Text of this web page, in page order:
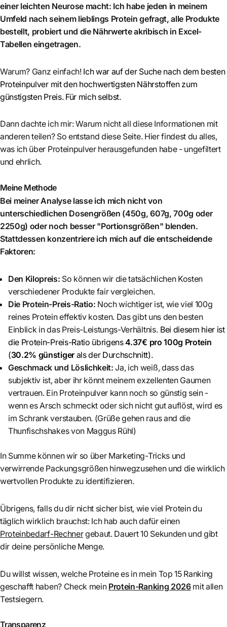
einer leichten Neurose macht: Ich habe jeden in meinem
Umfeld nach seinem lieblings Protein gefragt, alle Produkte
bestellt, probiert und die Nährwerte akribisch in Excel-
Tabellen eingetragen.
Warum? Ganz einfach! Ich war auf der Suche nach dem besten
Proteinpulver mit den hochwertigsten Nährstoffen zum
günstigsten Preis. Für mich selbst.
Dann dachte ich mir: Warum nicht all diese Informationen mit
anderen teilen? So entstand diese Seite. Hier findest du alles,
was ich über Proteinpulver herausgefunden habe - ungefiltert
und ehrlich.
Meine Methode
Bei meiner Analyse lasse ich mich nicht von
unterschiedlichen Dosengrößen (450g, 607g, 700g oder
2250g) oder noch besser "Portionsgrößen" blenden.
Stattdessen konzentriere ich mich auf die entscheidende
Faktoren:
Den Kilopreis: So können wir die tatsächlichen Kosten
verschiedener Produkte fair vergleichen.
Die Protein-Preis-Ratio: Noch wichtiger ist, wie viel 100g
reines Protein effektiv kosten. Das gibt uns den besten
Einblick in das Preis-Leistungs-Verhältnis. Bei diesem hier ist
die Protein-Preis-Ratio übrigens4.37€ pro 100g Protein
(30.2% günstigerals der Durchschnitt).
Geschmack und Löslichkeit: Ja, ich weiß, dass das
subjektiv ist, aber ihr könnt meinem exzellenten Gaumen
vertrauen. Ein Proteinpulver kann noch so günstig sein -
wenn es Arsch schmeckt oder sich nicht gut auflöst, wird es
im Schrank verstauben. (Grüße gehen raus and die
Thunfischshakes von Maggus Rühl)
In Summe können wir so über Marketing-Tricks und
verwirrende Packungsgrößen hinwegzusehen und die wirklich
wertvollen Produkte zu identifizieren.
Übrigens, falls du dir nicht sicher bist, wie viel Protein du
täglich wirklich brauchst: Ich hab auch dafür einen
Proteinbedarf-Rechnergebaut. Dauert 10 Sekunden und gibt
dir deine persönliche Menge.
Du willst wissen, welche Proteine es in mein Top 15 Ranking
geschafft haben? Check mein Protein-Ranking 2026mit allen
Testsiegern.
Transparenz